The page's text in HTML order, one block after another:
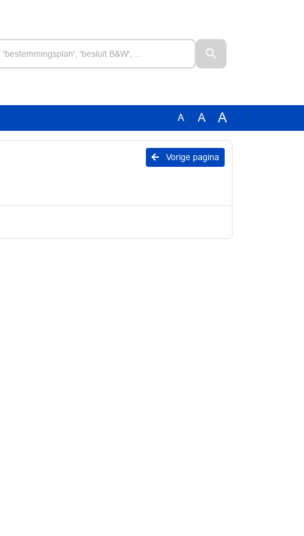
A A A
Vorige pagina